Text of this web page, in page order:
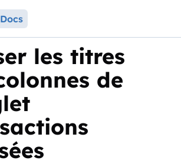
Docs
les titres
de